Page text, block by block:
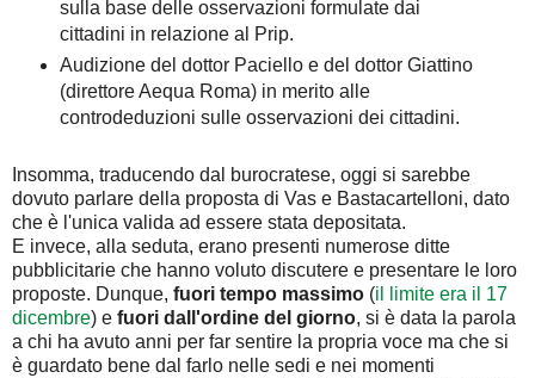
sulla base delle osservazioni formulate dai
cittadini in relazione al Prip.
Audizione del dottor Paciello e del dottor Giattino
(direttore Aequa Roma) in merito alle
controdeduzioni sulle osservazioni dei cittadini.
Insomma, traducendo dal burocratese, oggi si sarebbe
dovuto parlare della proposta di Vas e Bastacartelloni, dato
che è l'unica valida ad essere stata depositata.
E invece, alla seduta, erano presenti numerose ditte
pubblicitarie che hanno voluto discutere e presentare le loro
proposte. Dunque, fuori tempo massimo (il limite era il 17
dicembre) e fuori dall'ordine del giorno, si è data la parola
a chi ha avuto anni per far sentire la propria voce ma che si
è guardato bene dal farlo nelle sedi e nei momenti